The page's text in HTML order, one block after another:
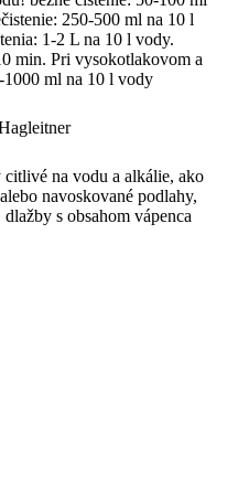
250-500 ml na 10 l
1-2 L na 10 l vody.
min. Pri vysokotlakovom a
ml na 10 l vody
citlivé na vodu a alkálie, ako
navoskované podlahy,
s obsahom vápenca